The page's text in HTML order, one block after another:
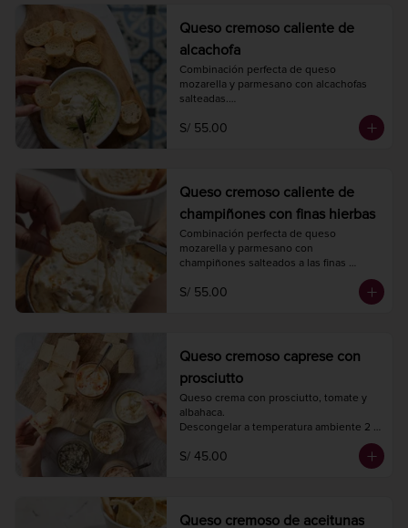
Queso cremoso caliente de
alcachofa
Combinación perfecta de queso
mozarella y parmesano con alcachofas
salteadas.
minutos.
S/ 55.00
Queso cremoso caliente de
champiñones con finas hierbas
Combinación perfecta de queso
mozarella y parmesano con
champiñones salteados a las finas
Hornear a 175° C. / 350° F. por 20
S/ 55.00
Queso cremoso caprese con
prosciutto
Queso crema con prosciutto, tomate y
albahaca.
Descongelar a temperatura ambiente 2
Peso neto 240 gr.
S/ 45.00
Queso cremoso de aceitunas